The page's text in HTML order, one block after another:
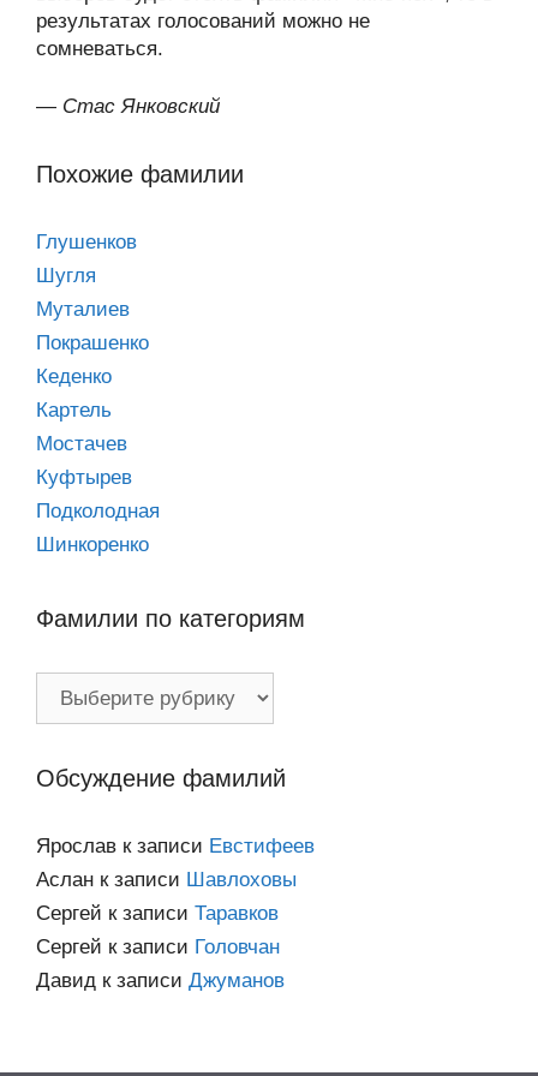
результатах голосований можно не
сомневаться.
— Стас Янковский
Похожие фамилии
Глушенков
Шугля
Муталиев
Покрашенко
Кеденко
Картель
Мостачев
Куфтырев
Подколодная
Шинкоренко
Фамилии по категориям
Фамилии
Обсуждение фамилий
Ярослав к записи Евстифеев
Аслан к записи Шавлоховы
Сергей к записи Таравков
Сергей к записи Головчан
Давид к записи Джуманов